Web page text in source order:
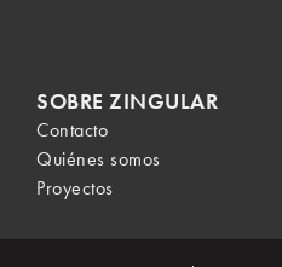
SOBRE ZINGULAR
Contacto
Quiénes somos
Proyectos